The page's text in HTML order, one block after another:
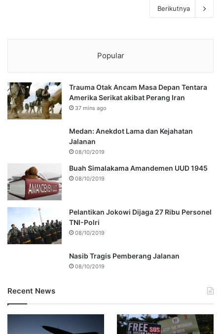
Berikutnya
Popular
Trauma Otak Ancam Masa Depan Tentara
Amerika Serikat akibat Perang Iran
37 mins ago
Medan: Anekdot Lama dan Kejahatan
Jalanan
08/10/2019
Buah Simalakama Amandemen UUD 1945
08/10/2019
Pelantikan Jokowi Dijaga 27 Ribu Personel
TNI-Polri
08/10/2019
Nasib Tragis Pemberang Jalanan
08/10/2019
Recent News